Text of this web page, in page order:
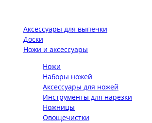
Аксессуары для выпечки
Доски
Ножи и аксессуары
Ножи
Наборы ножей
Аксессуары для ножей
Инструменты для нарезки
Ножницы
Овощечистки